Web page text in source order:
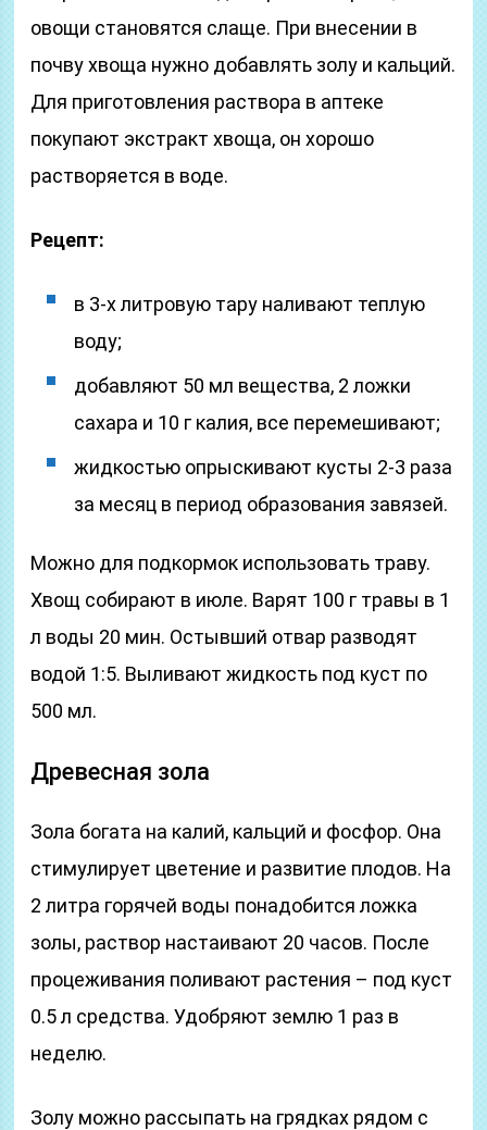
овощи становятся слаще. При внесении в
почву хвоща нужно добавлять золу и кальций.
Для приготовления раствора в аптеке
покупают экстракт хвоща, он хорошо
растворяется в воде.
Рецепт:
в 3-х литровую тару наливают теплую
воду;
добавляют 50 мл вещества, 2 ложки
сахара и 10 г калия, все перемешивают;
жидкостью опрыскивают кусты 2-3 раза
за месяц в период образования завязей.
Можно для подкормок использовать траву.
Хвощ собирают в июле. Варят 100 г травы в 1
л воды 20 мин. Остывший отвар разводят
водой 1:5. Выливают жидкость под куст по
500 мл.
Древесная зола
Зола богата на калий, кальций и фосфор. Она
стимулирует цветение и развитие плодов. На
2 литра горячей воды понадобится ложка
золы, раствор настаивают 20 часов. После
процеживания поливают растения – под куст
0.5 л средства. Удобряют землю 1 раз в
неделю.
Золу можно рассыпать на грядках рядом с